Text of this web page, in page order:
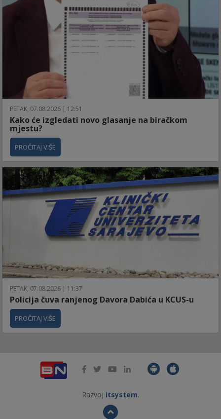
PETAK, 07.08.2026 | 12:51
Kako će izgledati novo glasanje na biračkom
mjestu?
PROČITAJ VIŠE
PETAK, 07.08.2026 | 11:37
Policija čuva ranjenog Davora Dabića u KCUS-u
PROČITAJ VIŠE
Razvoj itsystem.